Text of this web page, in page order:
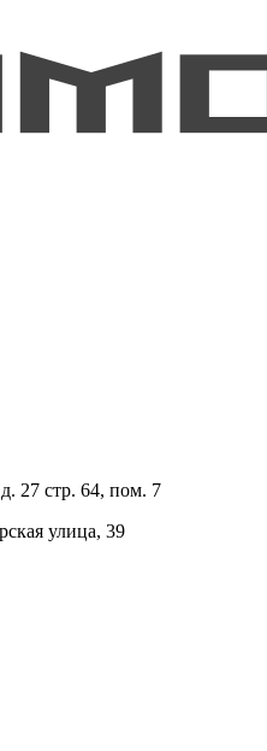
27 стр. 64, пом. 7
улица, 39